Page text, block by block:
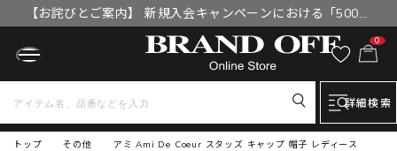
【お詫びとご案内】 新規入会キャンペーンにおける「500円
OFFクーポン」付与漏れと補填について
0
詳細検索
トップ アミ Ami De Coeur スタッズ キャップ 帽子 レディース
その他